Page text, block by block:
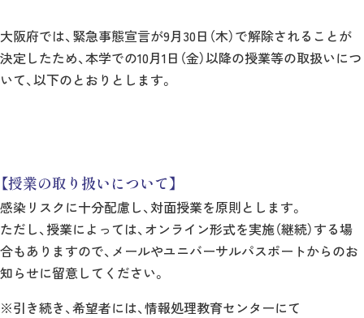
大阪府では、緊急事態宣言が9月30日（木）で解除されることが
決定したため、本学での10月1日（金）以降の授業等の取扱いにつ
いて、以下のとおりとします。
【授業の取り扱いについて】
感染リスクに十分配慮し、対面授業を原則とします。
ただし、授業によっては、オンライン形式を実施（継続）する場
合もありますので、メールやユニバーサルパスポートからのお
知らせに留意してください。
※引き続き、希望者には、情報処理教育センターにて